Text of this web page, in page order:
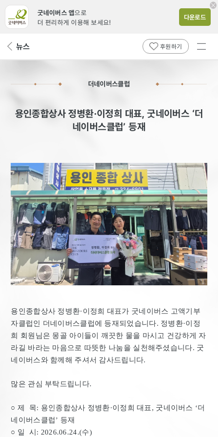
굿네이버스 앱으로
더 편리하게 이용해 보세요!
다운로드
뒤
로
뉴스 후원하기
전체
더네이버스클럽
용인종합상사 정병환·이정희 대표, 굿네이버스 ‘더
네이버스클럽’ 등재
용인종합상사 정병환·이정희 대표가 굿네이버스 고액기부
자클럽인 더네이버스클럽에 등재되었습니다. 정병환·이정
희 회원님은 몽골 아이들이 깨끗한 물을 마시고 건강하게 자
라길 바라는 마음으로 따뜻한 나눔을 실천해주셨습니다. 굿
네이버스와 함께해 주셔서 감사드립니다.
많은 관심 부탁드립니다.
○ 제 목: 용인종합상사 정병환·이정희 대표, 굿네이버스 ‘더
네이버스클럽’ 등재
○ 일 시: 2026.06.24.(수)